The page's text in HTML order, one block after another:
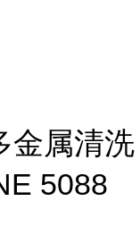
金属清洗
5088